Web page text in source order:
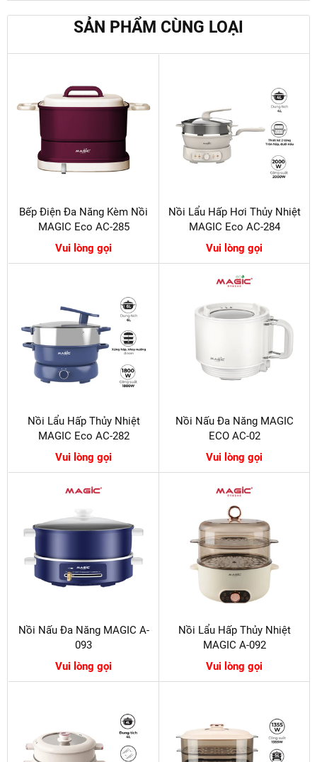
SẢN PHẨM CÙNG LOẠI
Bếp Điện Đa Năng Kèm Nồi
MAGIC Eco AC-285
Vui lòng gọi
Nồi Lẩu Hấp Hơi Thủy Nhiệt
MAGIC Eco AC-284
Vui lòng gọi
Nồi Lẩu Hấp Thủy Nhiệt
MAGIC Eco AC-282
Vui lòng gọi
Nồi Nấu Đa Năng MAGIC
ECO AC-02
Vui lòng gọi
Nồi Nấu Đa Năng MAGIC A-
093
Vui lòng gọi
Nồi Lẩu Hấp Thủy Nhiệt
MAGIC A-092
Vui lòng gọi